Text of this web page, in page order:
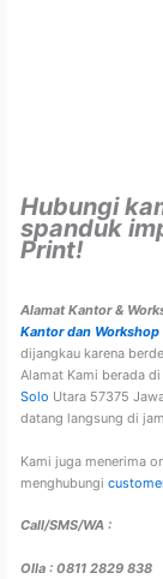
Hubungi
spanduk
Print!
Alamat Kantor &
Kantor dan Workshop
dijangkau karena
Alamat Kami berada
Solo Utara 57375
datang langsung di
Kami juga menerima
menghubungi
Call/SMS/WA :
Olla : 0811 2829 838